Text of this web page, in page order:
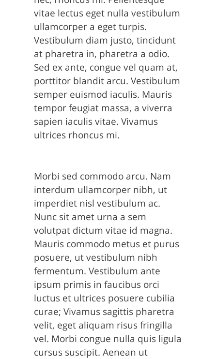
vitae lectus eget nulla vestibulum
ullamcorper a eget turpis.
Vestibulum diam justo, tincidunt
at pharetra in, pharetra a odio.
Sed ex ante, congue vel quam at,
porttitor blandit arcu. Vestibulum
semper euismod iaculis. Mauris
tempor feugiat massa, a viverra
sapien iaculis vitae. Vivamus
ultrices rhoncus mi.
Morbi sed commodo arcu. Nam
interdum ullamcorper nibh, ut
imperdiet nisl vestibulum ac.
Nunc sit amet urna a sem
volutpat dictum vitae id magna.
Mauris commodo metus et purus
posuere, ut vestibulum nibh
fermentum. Vestibulum ante
ipsum primis in faucibus orci
luctus et ultrices posuere cubilia
curae; Vivamus sagittis pharetra
velit, eget aliquam risus fringilla
vel. Morbi congue nulla quis ligula
cursus suscipit. Aenean ut